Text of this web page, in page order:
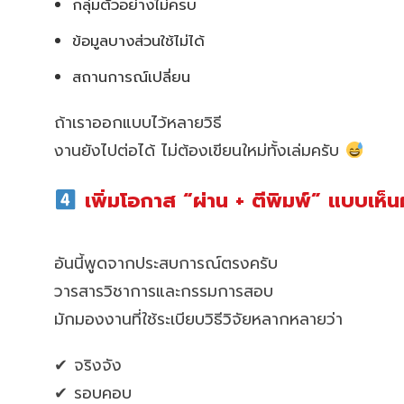
กลุ่มตัวอย่างไม่ครบ
ข้อมูลบางส่วนใช้ไม่ได้
สถานการณ์เปลี่ยน
ถ้าเราออกแบบไว้หลายวิธี
งานยังไปต่อได้ ไม่ต้องเขียนใหม่ทั้งเล่มครับ
เพิ่มโอกาส “ผ่าน + ตีพิมพ์” แบบเห็
อันนี้พูดจากประสบการณ์ตรงครับ
วารสารวิชาการและกรรมการสอบ
มักมองงานที่ใช้ระเบียบวิธีวิจัยหลากหลายว่า
✔ จริงจัง
✔ รอบคอบ